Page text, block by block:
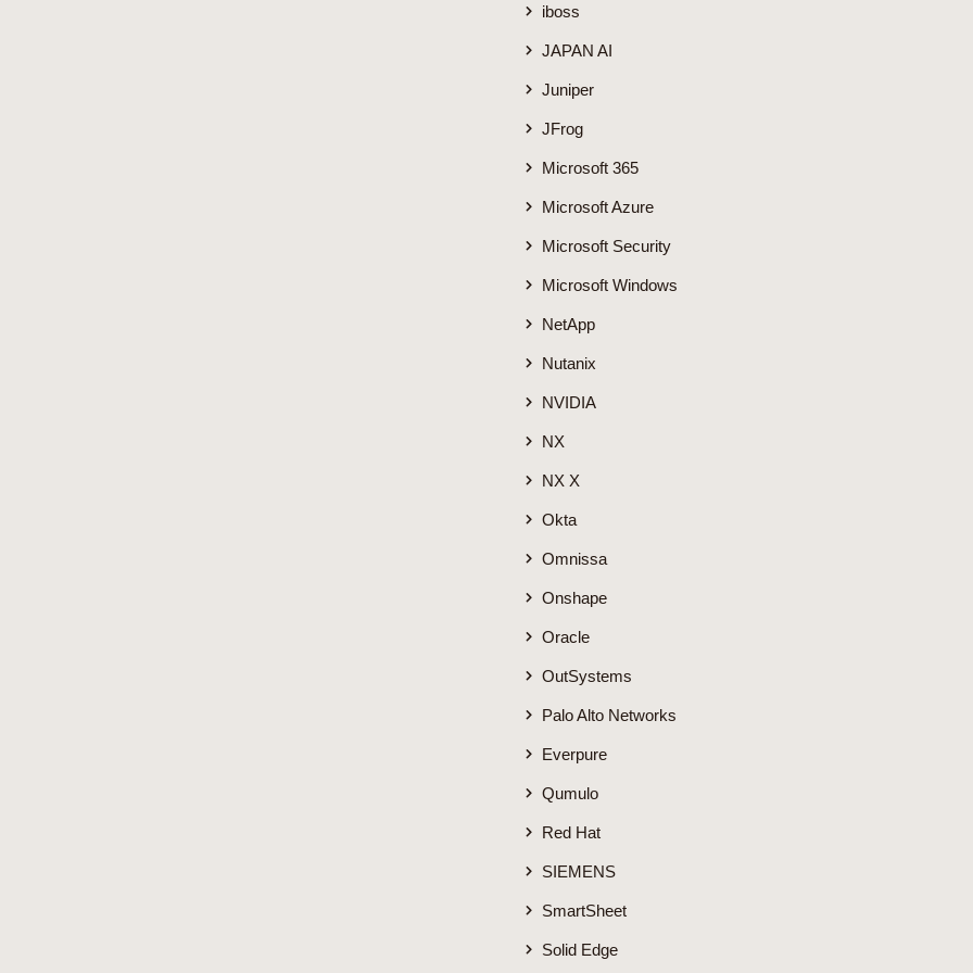
iboss
JAPAN AI
Juniper
JFrog
Microsoft 365
Microsoft Azure
Microsoft Security
Microsoft Windows
NetApp
Nutanix
NVIDIA
NX
NX X
Okta
Omnissa
Onshape
Oracle
OutSystems
Palo Alto Networks
Everpure
Qumulo
Red Hat
SIEMENS
SmartSheet
Solid Edge